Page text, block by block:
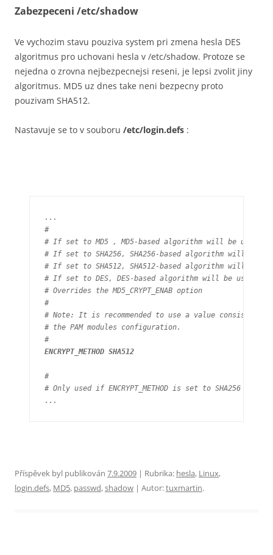
Zabezpeceni /etc/shadow
Ve vychozim stavu pouziva system pri zmena hesla DES
algoritmus pro uchovani hesla v /etc/shadow. Protoze se
nejedna o zrovna nejbezpecnejsi reseni, je lepsi zvolit jiny
algoritmus. MD5 uz dnes take neni bezpecny proto
pouzivam SHA512.
Nastavuje se to v souboru /etc/login.defs :
...
#
# If set to MD5 , MD5-based algorithm will be used
# If set to SHA256, SHA256-based algorithm will be
# If set to SHA512, SHA512-based algorithm will be
# If set to DES, DES-based algorithm will be used
# Overrides the MD5_CRYPT_ENAB option
#
# Note: It is recommended to use a value consistent
# the PAM modules configuration.
ENCRYPT_METHOD SHA512
#
# Only used if ENCRYPT_METHOD is set to SHA256 or
Příspěvek byl publikován 7.9.2009 | Rubrika: hesla, Linux,
login.defs, MD5, passwd,shadow | Autor:tuxmartin.